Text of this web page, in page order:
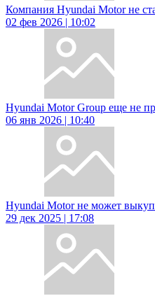
Компания Hyundai Motor не
02 фев 2026 | 10:02
Hyundai Motor Group еще не
06 янв 2026 | 10:40
Hyundai Motor не может
29 дек 2025 | 17:08